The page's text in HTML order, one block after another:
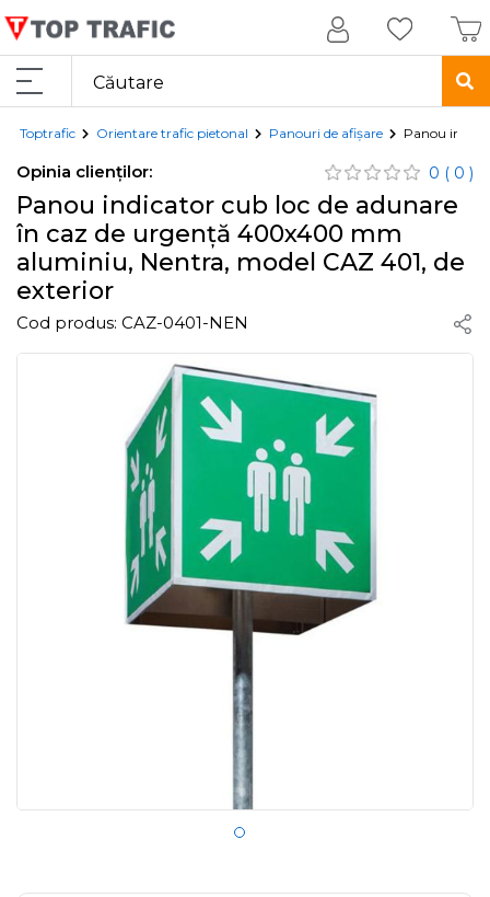
Toptrafic Orientare trafic pietonal Panouri de afișare Panou
Opinia clienților: 0 ( 0 )
Panou indicator cub loc de adunare
în caz de urgență 400x400 mm
aluminiu, Nentra, model CAZ 401, de
exterior
Cod produs: CAZ-0401-NEN